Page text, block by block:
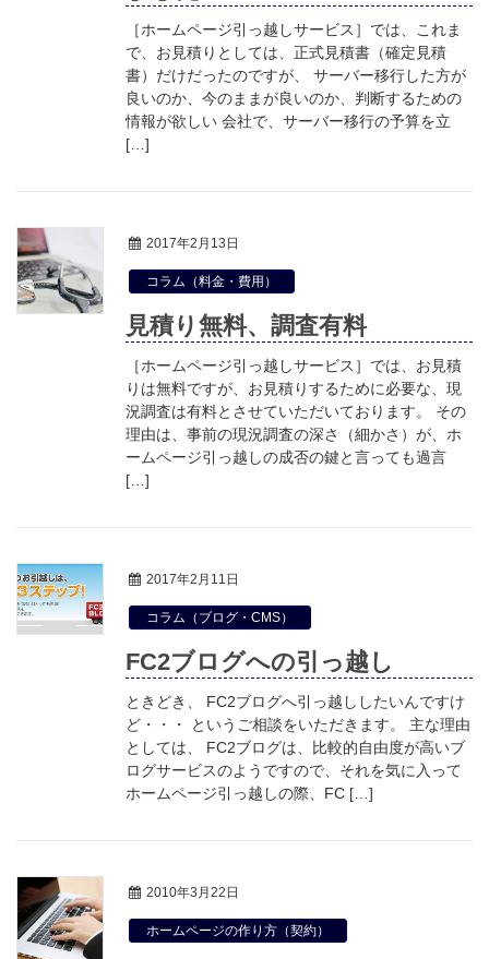
［ホームページ引っ越しサービス］では、これま
で、お見積りとしては、正式見積書（確定見積
書）だけだったのですが、 サーバー移行した方が
良いのか、今のままが良いのか、判断するための
情報が欲しい 会社で、サーバー移行の予算を立
[…]
2017年2月13日
コラム（料金・費用）
見積り無料、調査有料
［ホームページ引っ越しサービス］では、お見積
りは無料ですが、お見積りするために必要な、現
況調査は有料とさせていただいております。 その
理由は、事前の現況調査の深さ（細かさ）が、ホ
ームページ引っ越しの成否の鍵と言っても過言
[…]
2017年2月11日
コラム（ブログ・CMS）
FC2ブログへの引っ越し
ときどき、 FC2ブログへ引っ越ししたいんですけ
ど・・・ というご相談をいただきます。 主な理由
としては、 FC2ブログは、比較的自由度が高いブ
ログサービスのようですので、それを気に入って
ホームページ引っ越しの際、FC […]
2010年3月22日
ホームページの作り方（契約）